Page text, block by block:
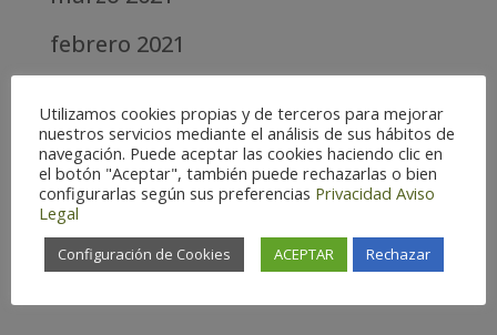
febrero 2021
abril 2020
marzo 2020
febrero 2019
Utilizamos cookies propias y de terceros para mejorar
nuestros servicios mediante el análisis de sus hábitos de
navegación. Puede aceptar las cookies haciendo clic en
el botón "Aceptar", también puede rechazarlas o bien
configurarlas según sus preferencias Privacidad Aviso
Legal
Configuración de Cookies ACEPTAR Rechazar